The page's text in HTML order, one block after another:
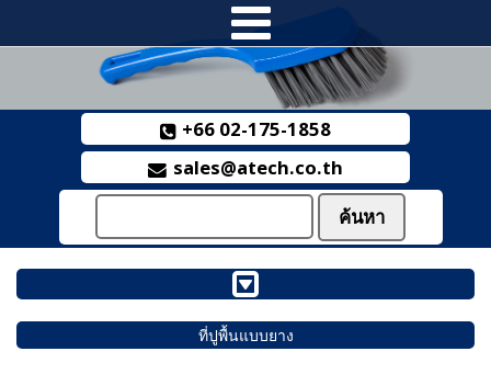
+66 02-175-1858
sales@atech.co.th
ที่ปูพื้นแบบยาง